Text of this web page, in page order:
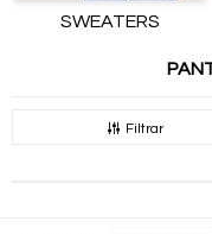
SWEATERS
Filtrar